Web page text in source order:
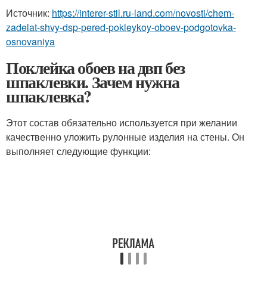
Источник: https://interer-stil.ru-land.com/novosti/chem-
zadelat-shvy-dsp-pered-pokleykoy-oboev-podgotovka-
osnovaniya
Поклейка обоев на двп без
шпаклевки. Зачем нужна
шпаклевка?
Этот состав обязательно используется при желании
качественно уложить рулонные изделия на стены. Он
выполняет следующие функции: